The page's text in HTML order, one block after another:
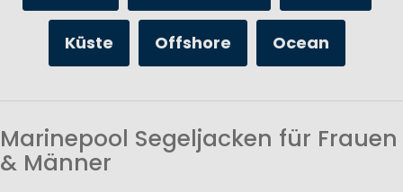
Küste Offshore Ocean
Marinepool Segeljacken für Frauen
& Männer